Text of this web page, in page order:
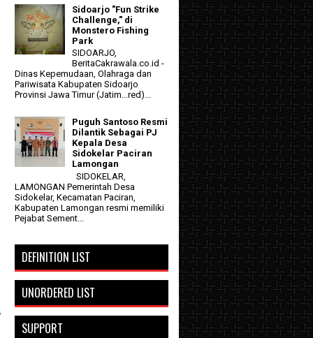
Sidoarjo "Fun Strike
Challenge," di
Monstero Fishing
Park
SIDOARJO,
BeritaCakrawala.co.id -
Dinas Kepemudaan, Olahraga dan
Pariwisata Kabupaten Sidoarjo
Provinsi Jawa Timur (Jatim...red)...
Puguh Santoso Resmi
Dilantik Sebagai PJ
Kepala Desa
Sidokelar Paciran
Lamongan
SIDOKELAR,
LAMONGAN Pemerintah Desa
Sidokelar, Kecamatan Paciran,
Kabupaten Lamongan resmi memiliki
Pejabat Sement...
DEFINITION LIST
UNORDERED LIST
SUPPORT